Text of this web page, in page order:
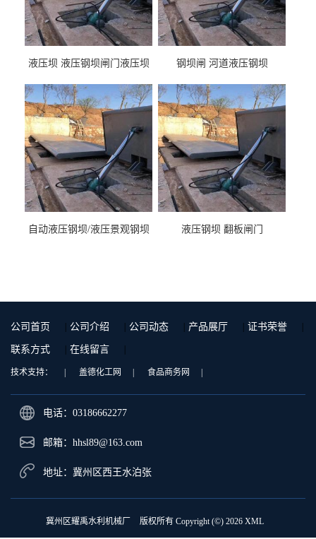
液压坝 液压钢坝闸门液压坝
钢坝闸 河道液压钢坝
自动液压钢坝/液压景观钢坝 液压钢坝 翻板闸门
公司首页 | 公司介绍 | 公司动态 | 产品展厅 | 证书荣誉 |
联系方式 | 在线留言 |
技术支持： | 盖德化工网 | 食品商务网 |
电话：03186662277
邮箱：hhsl89@163.com
地址：冀州区西王水泊张
冀州区耀禹水利机械厂 版权所有 Copyright (©) 2026 XML